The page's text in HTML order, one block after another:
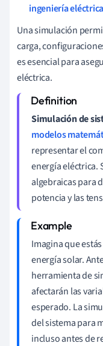
ingeniería eléctrica
Una simulación
carga,
es esencial para
eléctrica.
Simulación de
modelos
representar el
energía eléctrica.
algebraicas para
potencia y las
Imagina que
energía solar.
herramienta de
afectarán las
esperado. La
del sistema para
incluso antes de